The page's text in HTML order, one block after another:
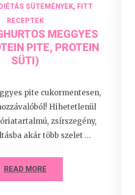
SÜTEMÉNYEK, FITT
RECEPTEK
MEGGYES
PITE, PROTEIN
SÜTI)
pite cukormentesen,
Hihetetlenül
zsírszegény,
akár több szelet …
READ MORE